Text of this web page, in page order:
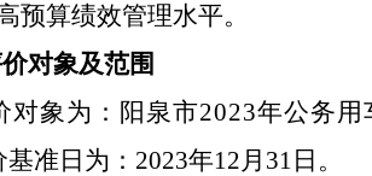
预算绩效管理水平。
对象及范围
对象为：阳泉市2023年公务
准日为：2023年12月31日。